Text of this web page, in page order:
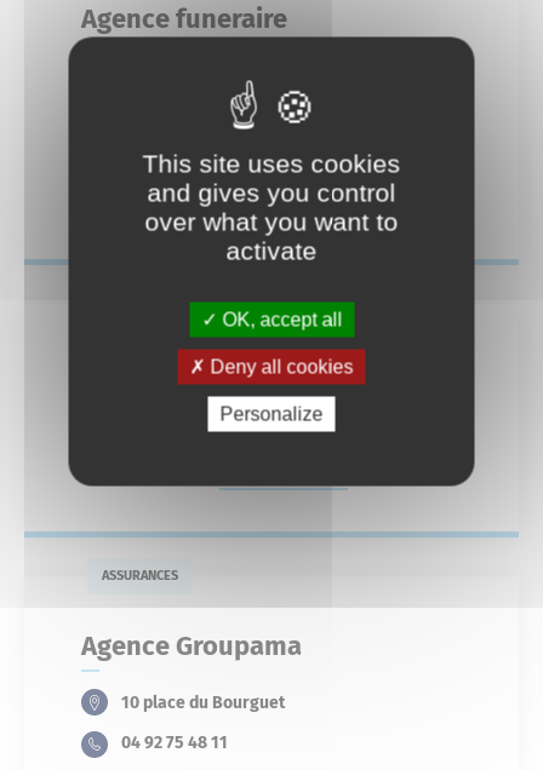
Recensement des jeunes
Service-public.fr
Des actions fortes
Espace Naturel Sensible des Mourres
Consignes de tri
Agence funeraire
agence-funeraire-olivier@orange.fr
En savoir plus
Agence funéraire
7 avenue andré
ASSURANCES
Agence Groupama
10 place du Bourguet
04 92 75 48 11
This site uses cookies
and gives you control
over what you want to
activate
OK, accept all
Deny all cookies
Personalize